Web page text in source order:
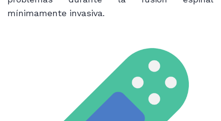
mínimamente invasiva.